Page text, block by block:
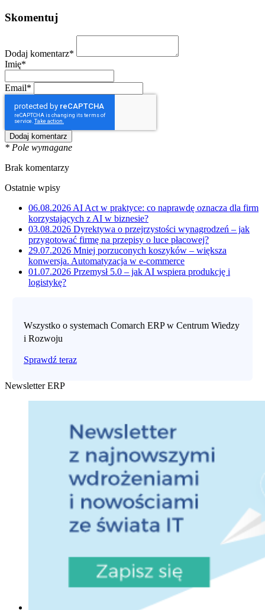
Skomentuj
Dodaj komentarz*
Imię*
Email*
* Pole wymagane
Brak komentarzy
Ostatnie wpisy
06.08.2026 AI Act w praktyce: co naprawdę oznacza dla firm
korzystających z AI w biznesie?
03.08.2026 Dyrektywa o przejrzystości wynagrodzeń – jak
przygotować firmę na przepisy o luce płacowej?
29.07.2026 Mniej porzuconych koszyków – większa
konwersja. Automatyzacja w e-commerce
01.07.2026 Przemysł 5.0 – jak AI wspiera produkcję i
logistykę?
Wszystko o systemach Comarch ERP w Centrum Wiedzy
i Rozwoju
Sprawdź teraz
Newsletter ERP